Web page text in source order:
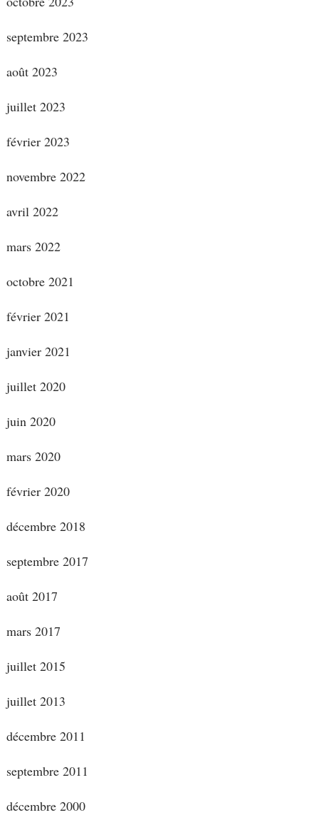
septembre 2023
août 2023
juillet 2023
février 2023
novembre 2022
avril 2022
mars 2022
octobre 2021
février 2021
janvier 2021
juillet 2020
juin 2020
mars 2020
février 2020
décembre 2018
septembre 2017
août 2017
mars 2017
juillet 2015
juillet 2013
décembre 2011
septembre 2011
décembre 2000